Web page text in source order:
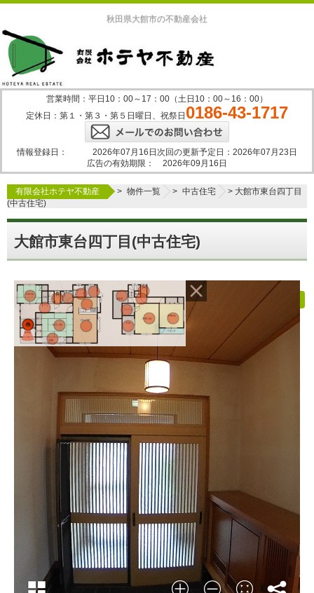
秋田県大館市の不動産会社
メニュー
営業時間：平日10：00～17：00（土日10：00～16：00）
定休日：第１・第３・第５日曜日、祝祭日 0186-43-1717
情報登録日： 2026年07月16日 次回の更新予定日： 2026年07月23日
広告の有効期限：
2026年09月16日
有限会社ホテヤ不動産 > 物件一覧 > 中古住宅 > 大館市東台四丁目
(中古住宅)
大館市東台四丁目(中古住宅)